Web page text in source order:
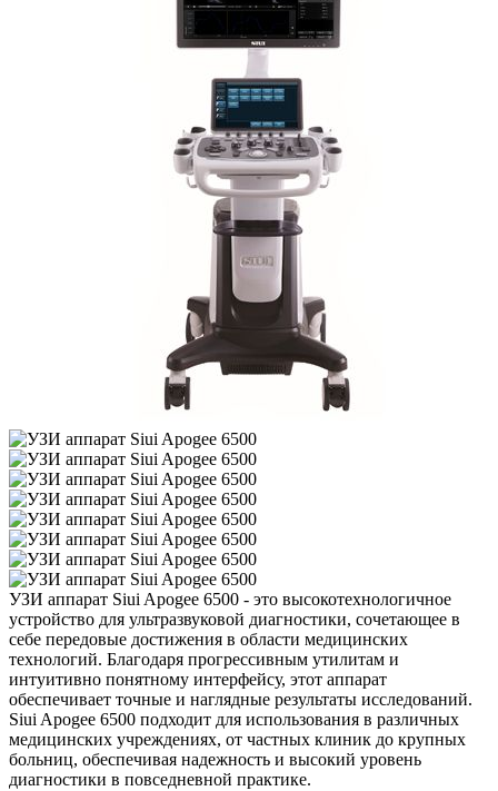
УЗИ аппарат Siui Apogee 6500 - это высокотехнологичное
устройство для ультразвуковой диагностики, сочетающее в
себе передовые достижения в области медицинских
технологий. Благодаря прогрессивным утилитам и
интуитивно понятному интерфейсу, этот аппарат
обеспечивает точные и наглядные результаты исследований.
Siui Apogee 6500 подходит для использования в различных
медицинских учреждениях, от частных клиник до крупных
больниц, обеспечивая надежность и высокий уровень
диагностики в повседневной практике.